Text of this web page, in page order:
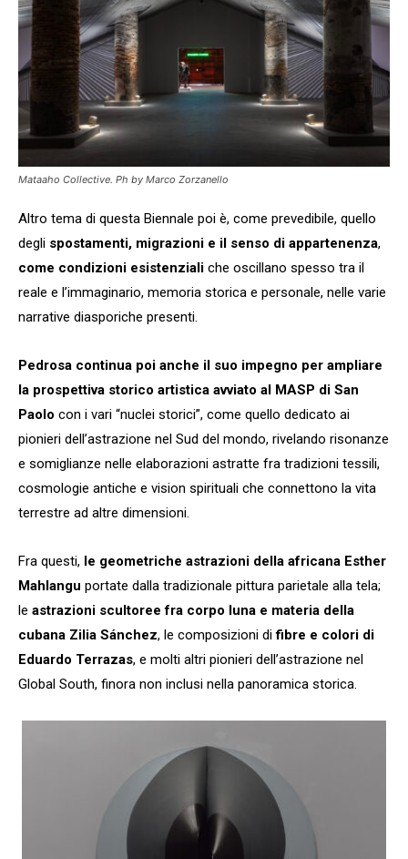
Mataaho Collective. Ph by Marco Zorzanello
Altro tema di questa Biennale poi è, come prevedibile, quello
degli spostamenti, migrazioni e il senso di appartenenza,
come condizioni esistenziali che oscillano spesso tra il
reale e l’immaginario, memoria storica e personale, nelle varie
narrative diasporiche presenti.
Pedrosa continua poi anche il suo impegno per ampliare
la prospettiva storico artistica avviato al MASP di San
Paolo con i vari “nuclei storici”, come quello dedicato ai
pionieri dell’astrazione nel Sud del mondo, rivelando risonanze
e somiglianze nelle elaborazioni astratte fra tradizioni tessili,
cosmologie antiche e vision spirituali che connettono la vita
terrestre ad altre dimensioni.
Fra questi, le geometriche astrazioni della africana Esther
Mahlangu portate dalla tradizionale pittura parietale alla tela;
le astrazioni scultoree fra corpo luna e materia della
cubana Zilia Sánchez, le composizioni difibre e colori di
Eduardo Terrazas, e molti altri pionieri dell’astrazione nel
Global South, finora non inclusi nella panoramica storica.